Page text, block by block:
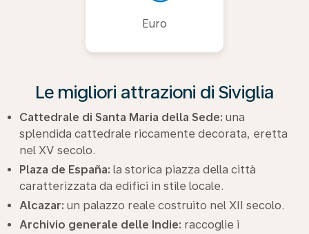
Euro
Le migliori attrazioni di Siviglia
Cattedrale di Santa Maria della Sede: una
splendida cattedrale riccamente decorata, eretta
nel XV secolo.
Plaza de España: la storica piazza della città
caratterizzata da edifici in stile locale.
Alcazar: un palazzo reale costruito nel XII secolo.
Archivio generale delle Indie: raccoglie i